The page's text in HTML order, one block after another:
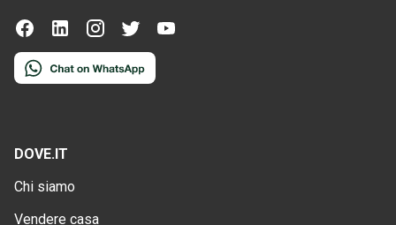
DOVE.IT
Chi siamo
Vendere casa